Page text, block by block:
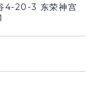
4-20-3 东荣神宫